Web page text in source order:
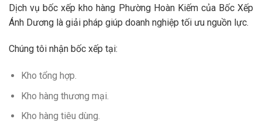
Dịch vụ bốc xếp kho hàng Phường Hoàn Kiếm của Bốc Xếp
Ánh Dương là giải pháp giúp doanh nghiệp tối ưu nguồn lực.
Chúng tôi nhận bốc xếp tại:
Kho tổng hợp.
Kho hàng thương mại.
Kho hàng tiêu dùng.